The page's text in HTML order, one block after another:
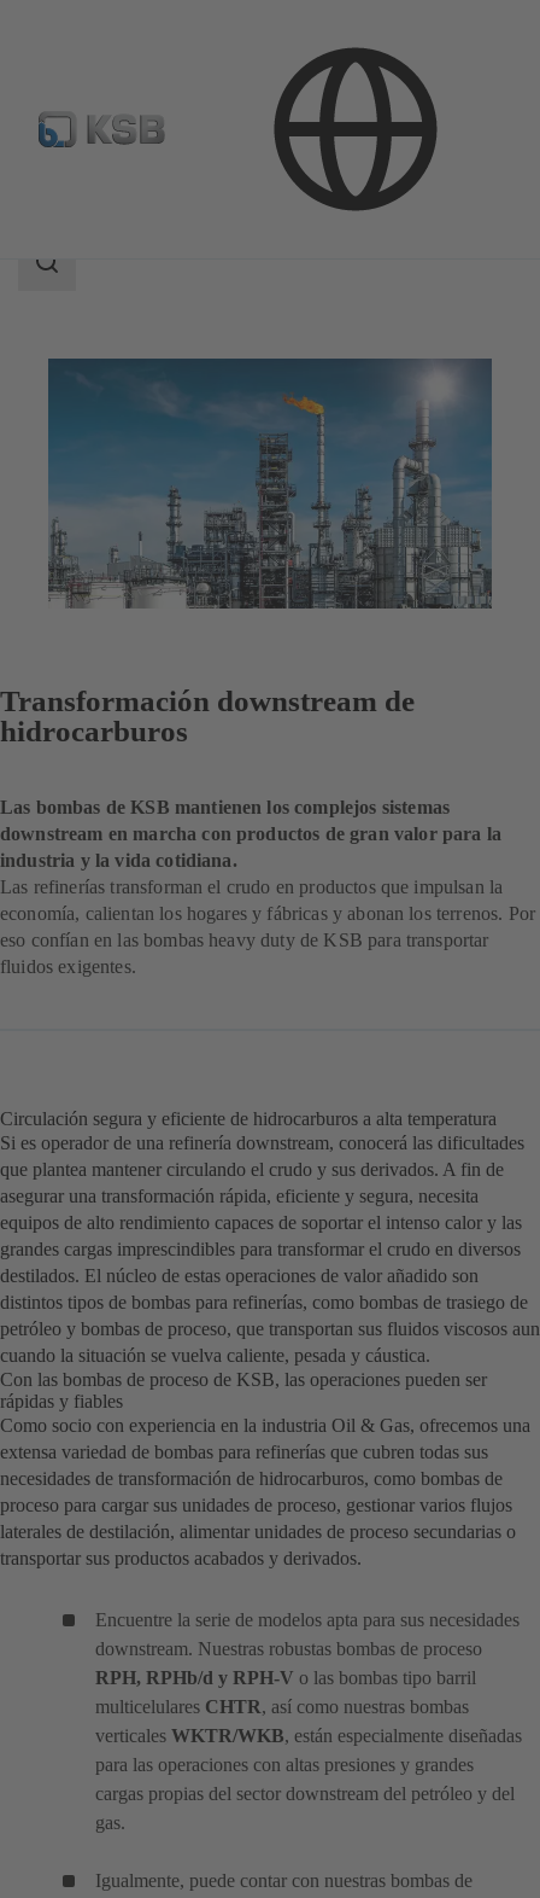
Industria Petróleo y gas Downstream
Área
Transformación downstream de
hidrocarburos
Las bombas de KSB mantienen los complejos sistemas
downstream en marcha con productos de gran valor para la
industria y la vida cotidiana.
Las refinerías transforman el crudo en productos que impulsan la
economía, calientan los hogares y fábricas y abonan los terrenos. Por
eso confían en las bombas heavy duty de KSB para transportar
fluidos exigentes.
Circulación segura y eficiente de hidrocarburos a alta temperatura
Si es operador de una refinería downstream, conocerá las dificultades
que plantea mantener circulando el crudo y sus derivados. A fin de
asegurar una transformación rápida, eficiente y segura, necesita
equipos de alto rendimiento capaces de soportar el intenso calor y las
grandes cargas imprescindibles para transformar el crudo en diversos
destilados. El núcleo de estas operaciones de valor añadido son
distintos tipos de bombas para refinerías, como bombas de trasiego de
petróleo y bombas de proceso, que transportan sus fluidos viscosos aun
cuando la situación se vuelva caliente, pesada y cáustica.
Con las bombas de proceso de KSB, las operaciones pueden ser
rápidas y fiables
Como socio con experiencia en la industria Oil & Gas, ofrecemos una
extensa variedad de bombas para refinerías que cubren todas sus
necesidades de transformación de hidrocarburos, como bombas de
proceso para cargar sus unidades de proceso, gestionar varios flujos
laterales de destilación, alimentar unidades de proceso secundarias o
transportar sus productos acabados y derivados.
Encuentre la serie de modelos apta para sus necesidades
downstream. Nuestras robustas bombas de proceso
RPH, RPHb/d y RPH-V o las bombas tipo barril
multicelulares CHTR, así como nuestras bombas
verticales WKTR/WKB, están especialmente diseñadas
para las operaciones con altas presiones y grandes
cargas propias del sector downstream del petróleo y del
gas.
Igualmente, puede contar con nuestras bombas de